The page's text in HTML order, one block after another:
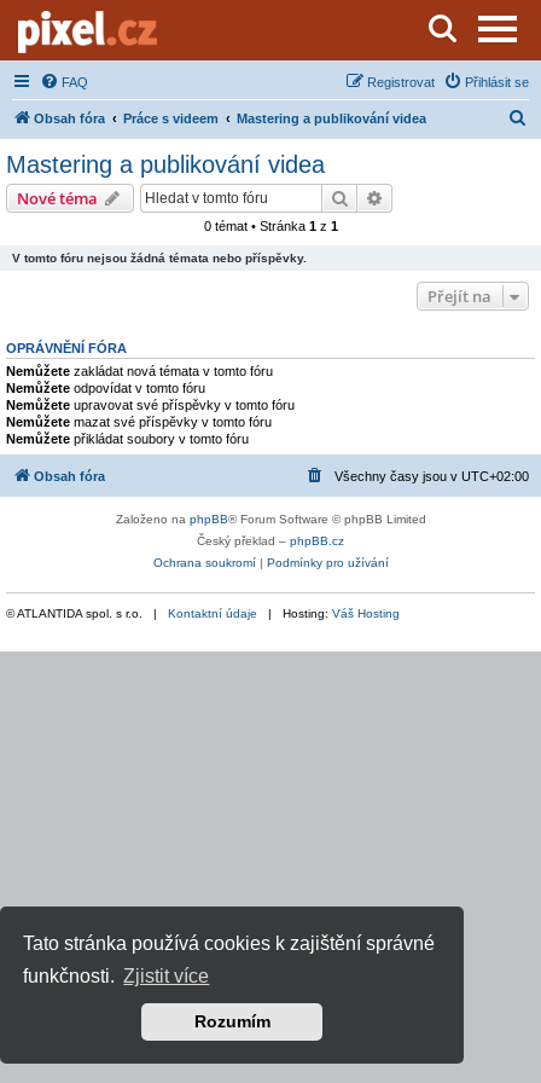
Tato stránka používá cookies k zajištění správné
funkčnosti. Zjistit více
Rozumím
Server o natáčení a zpracování videa
FAQ Přihlásit se
Registrovat
Obsah fóra Práce s videem Mastering a publikování videa
Mastering a publikování videa
Nové téma Hledat
0 témat • Stránka 1z 1
V tomto fóru nejsou žádná témata nebo příspěvky.
Přejít na
OPRÁVNĚNÍ FÓRA
Nemůžete zakládat nová témata v tomto fóru
Nemůžete odpovídat v tomto fóru
Nemůžete upravovat své příspěvky v tomto fóru
Nemůžete mazat své příspěvky v tomto fóru
Nemůžete přikládat soubory v tomto fóru
Obsah fóra Všechny časy jsou v UTC+02:00
Založeno na phpBB® Forum Software © phpBB Limited
Český překlad – phpBB.cz
Ochrana soukromí| Podmínky pro užívání
© ATLANTIDA spol. s r.o. | Kontaktní údaje | Hosting: Váš Hosting